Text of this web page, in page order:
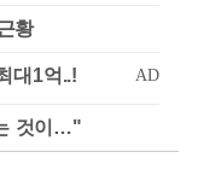
황
것이…"